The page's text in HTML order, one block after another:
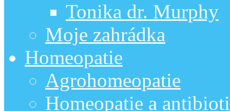
Tonika dr. Murphy
Moje zahrádka
Homeopatie
Agrohomeopatie
Homeopatie a